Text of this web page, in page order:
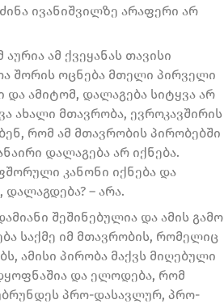
ივანიშვილზე არაფერი არ
ამ ქვეყანას თავისი
შორის ოცნება მთელი პირველი
და ამიტომ, დალაგება სიტყვა არ
ახალი მთავრობა, ევროკავშირის
რომ ამ მთავრობის პირობებში
დალაგება არ იქნება.
კანონი იქნება და
– არა.
შეშინებულია და ამის გამო
საქმე იმ მთავრობის, რომელიც
ამისი პირობა მაქვს მიღებული
და ელოდება, რომ
პრო-დასავლურ, პრო-